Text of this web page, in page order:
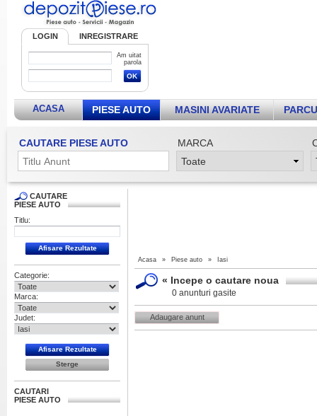
LOGIN INREGISTRARE
Am uitat
parola
ACASA PIESE AUTO MASINI AVARIATE
CAUTARE PIESE AUTO MARCA
CAUTARE
PIESE AUTO
Titlu:
Categorie:
Marca:
Judet:
CAUTARI
PIESE AUTO
Acasa » Piese auto » Iasi
« Incepe o cautare noua
0 anunturi gasite
Adaugare anunt